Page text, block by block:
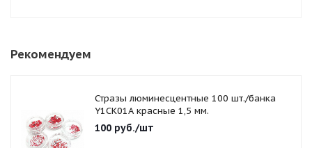
Рекомендуем
Стразы люминесцентные 100 шт./банка
Y1CK01A красные 1,5 мм.
100 руб./шт